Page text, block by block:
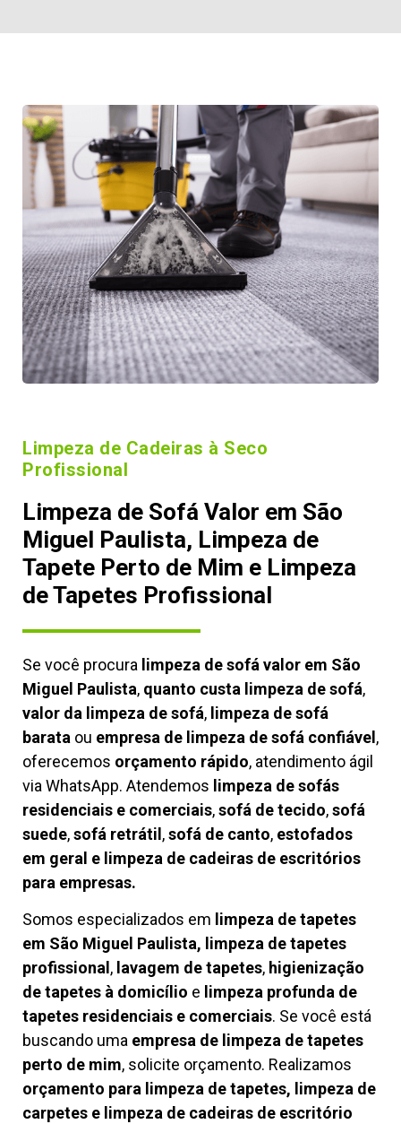
Limpeza de Cadeiras à Seco
Profissional
Limpeza de Sofá Valor em São
Miguel Paulista, Limpeza de
Tapete Perto de Mim e Limpeza
de Tapetes Profissional
Se você procura limpeza de sofá valor em São
Miguel Paulista, quanto custa limpeza de sofá,
valor da limpeza de sofá, limpeza de sofá
barata ou empresa de limpeza de sofá confiável,
oferecemos orçamento rápido, atendimento ágil
via WhatsApp. Atendemos limpeza desofás
residenciais e comerciais,sofá de tecido,sofá
suede,sofá retrátil,sofá de canto, estofados
em geral e limpeza de cadeiras de escritórios
para empresas.
Somos especializados em limpeza de tapetes
em São Miguel Paulista, limpeza de tapetes
profissional , lavagem de tapetes, higienização
de tapetes à domicílio e limpeza profunda de
tapetes residenciais e comerciais. Se você está
buscando uma empresa de limpeza de tapetes
perto de mim, solicite orçamento. Realizamos
orçamento para limpeza de tapetes, limpeza de
carpetes e limpeza de cadeiras de escritório